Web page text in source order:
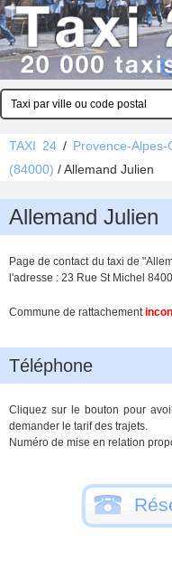
TAXI 24/ Provence-
(84000) /Allemand Julien
Allemand Julien
Page de contact du taxi de
l'adresse : 23 Rue St Michel
Commune de rattachement
Téléphone
Cliquez sur le bouton pour
demander le tarif des trajets.
Numéro de mise en relation